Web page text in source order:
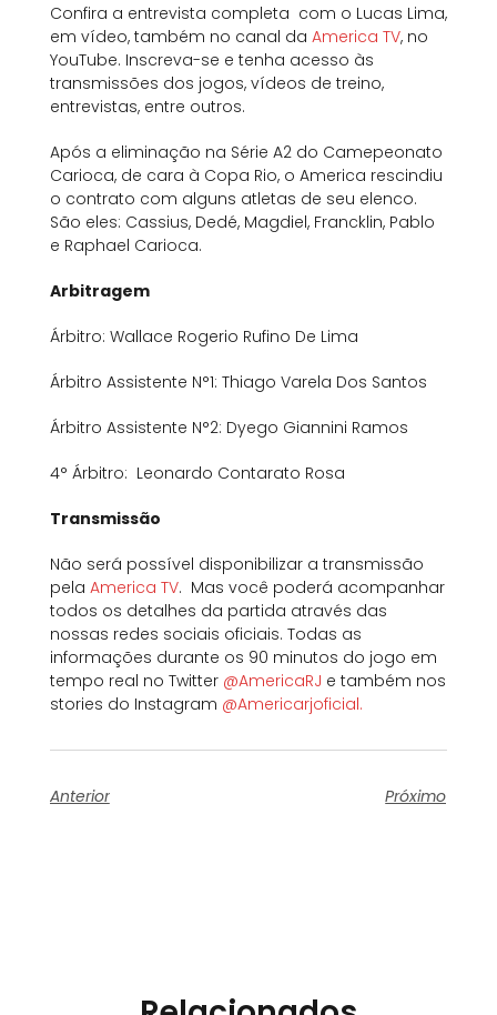
Confira a entrevista completa com o Lucas Lima,
em vídeo, também no canal da America TV, no
YouTube. Inscreva-se e tenha acesso às
transmissões dos jogos, vídeos de treino,
entrevistas, entre outros.
Após a eliminação na Série A2 do Camepeonato
Carioca, de cara à Copa Rio, o America rescindiu
o contrato com alguns atletas de seu elenco.
São eles: Cassius, Dedé, Magdiel, Francklin, Pablo
e Raphael Carioca.
Arbitragem
Árbitro: Wallace Rogerio Rufino De Lima
Árbitro Assistente N°1: Thiago Varela Dos Santos
Árbitro Assistente N°2: Dyego Giannini Ramos
4° Árbitro: Leonardo Contarato Rosa
Transmissão
Não será possível disponibilizar a transmissão
pela America TV. Mas você poderá acompanhar
todos os detalhes da partida através das
nossas redes sociais oficiais. Todas as
informações durante os 90 minutos do jogo em
tempo real no Twitter @AmericaRJ e também nos
stories do Instagram @Americarjoficial.
Anterior Próximo